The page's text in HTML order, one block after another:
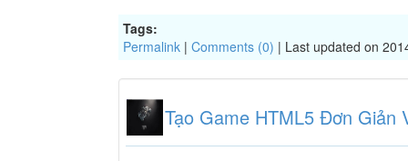
Tags:
Permalink | Comments (0) | Last updated on
Tạo Game HTML5 Đơn Giản